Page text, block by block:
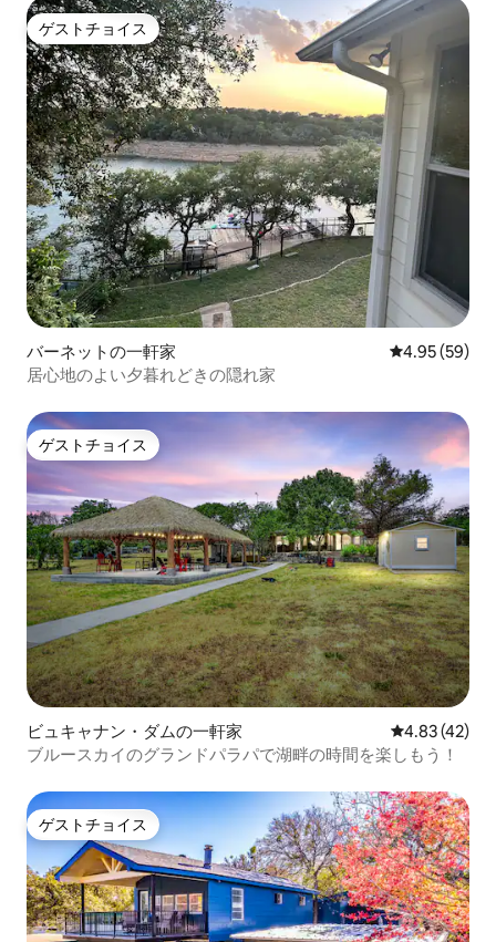
ゲストチョイス
ゲストチョイス
バーネットの一軒家 レビュー59
4.95 (59)
居心地のよい夕暮れどきの隠れ家
ゲストチョイス
ゲストチョイス
ビュキャナン・ダムの一軒家 レビュー42
4.83 (42)
ブルースカイのグランドパラパで湖畔の時間を楽しもう！
ゲストチョイス
ゲストチョイス